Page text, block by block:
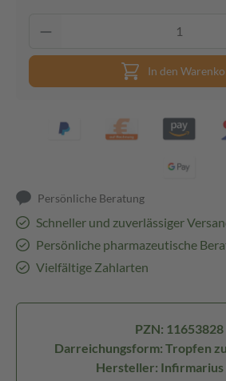
In den
Persönliche Beratung
Schneller und zuverlässiger
Persönliche pharmazeutische
Vielfältige Zahlarten
PZN: 11653828
Darreichungsform: Tropfen
Hersteller: Infirmarius